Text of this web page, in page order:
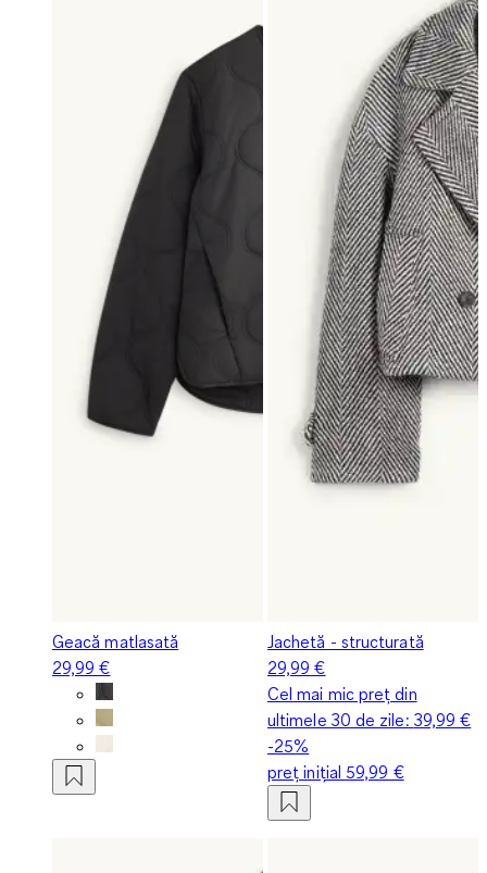
Geacă matlasată
29,99 €
Jachetă - structurată
29,99 €
Cel mai mic preț din
ultimele 30 de zile: 39,99 €
-25%
preț inițial 59,99 €